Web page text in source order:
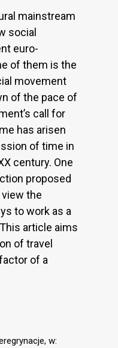
mainstream
social
euro-
of them is the
movement
of the pace of
call for
has arisen
of time in
century. One
proposed
the
to work as a
article aims
of travel
of a
w: